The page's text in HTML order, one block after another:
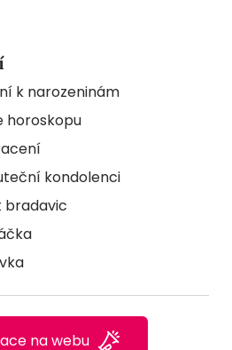
k narozeninám
horoskopu
kondolenci
bradavic
na webu